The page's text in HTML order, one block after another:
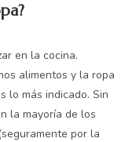
en la cocina.
alimentos y la ropa
lo más indicado. Sin
la mayoría de los
por la